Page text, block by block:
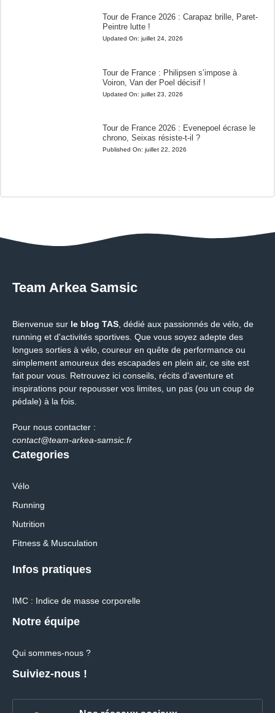
Tour de France 2026 : Carapaz brille, Paret-
Peintre lutte !
Updated On: juillet 24, 2026
Tour de France : Philipsen s’impose à
Voiron, Van der Poel décisif !
Updated On: juillet 23, 2026
Tour de France 2026 : Evenepoel écrase le
chrono, Seixas résiste-t-il ?
Published On: juillet 22, 2026
Team Arkea Samsic
Bienvenue sur le blog TAS, dédié aux passionnés de vélo, de
running et d'activités sportives. Que vous soyez adepte des
longues sorties à vélo, coureur en quête de performance ou
simplement amoureux des escapades en plein air, ce site est
fait pour vous. Retrouvez ici conseils, récits d’aventure et
inspirations pour repousser vos limites, un pas (ou un coup de
pédale) à la fois.
Pour nous contacter :
contact@team-arkea-samsic.fr
Categories
Vélo
Running
Nutrition
Fitness & Musculation
Infos pratiques
IMC : Indice de masse corporelle
Notre équipe
Qui sommes-nous ?
Suiviez-nous !